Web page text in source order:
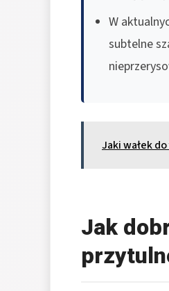
W
subtelne
Jaki wałek
Jak